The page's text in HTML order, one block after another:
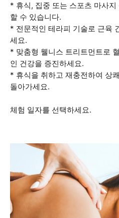
* 휴식, 집중 또는 스포츠 마사
할 수 있습니다.
* 전문적인 테라피 기술로 근육
세요.
* 맞춤형 웰니스 트리트먼트로
인 건강을 증진하세요.
* 휴식을 취하고 재충전하여 상
돌아가세요.
체험 일자를 선택하세요.